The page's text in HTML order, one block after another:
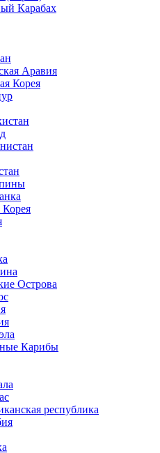
Карабах
Аравия
Корея
Острова
Карибы
республика